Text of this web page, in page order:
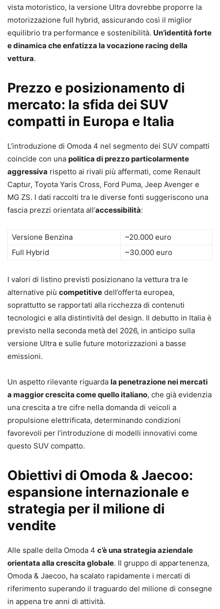
vista motoristico, la versione Ultra dovrebbe proporre la
motorizzazione full hybrid, assicurando così il miglior
equilibrio tra performance e sostenibilità. Un’identità forte
e dinamica che enfatizza la vocazione racing della
vettura.
Prezzo e posizionamento di
mercato: la sfida dei SUV
compatti in Europa e Italia
L’introduzione di Omoda 4 nel segmento dei SUV compatti
coincide con una politica di prezzo particolarmente
aggressiva rispetto ai rivali più affermati, come Renault
Captur, Toyota Yaris Cross, Ford Puma, Jeep Avenger e
MG ZS. I dati raccolti tra le diverse fonti suggeriscono una
fascia prezzi orientata all’accessibilità:
Versione Benzina
~20.000 euro
Full Hybrid
~30.000 euro
I valori di listino previsti posizionano la vettura tra le
alternative più competitive dell’offerta europea,
soprattutto se rapportati alla ricchezza di contenuti
tecnologici e alla distintività del design. Il debutto in Italia è
previsto nella seconda metà del 2026, in anticipo sulla
versione Ultra e sulle future motorizzazioni a basse
emissioni.
Un aspetto rilevante riguarda la penetrazione nei mercati
a maggior crescita come quello italiano, che già evidenzia
una crescita a tre cifre nella domanda di veicoli a
propulsione elettrificata, determinando condizioni
favorevoli per l’introduzione di modelli innovativi come
questo SUV compatto.
Obiettivi di Omoda & Jaecoo:
espansione internazionale e
strategia per il milione di
vendite
Alle spalle della Omoda 4 c’è una strategia aziendale
orientata alla crescita globale. Il gruppo di appartenenza,
Omoda & Jaecoo, ha scalato rapidamente i mercati di
riferimento superando il traguardo del milione di consegne
in appena tre anni di attività.